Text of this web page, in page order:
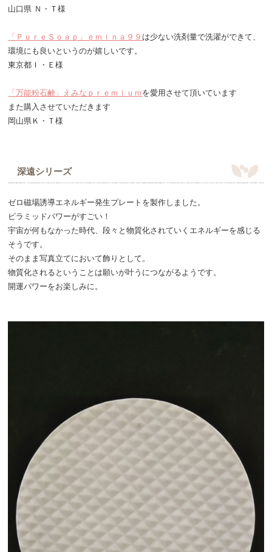
山口県 Ｎ・Ｔ様
「ＰｕｒｅＳｏａｐ」ｅｍｉｎａ９９ は少ない洗剤量で洗濯ができて、
環境にも良いというのが嬉しいです。
東京都Ｉ・Ｅ様
「万能粉石鹸」えみなｐｒｅｍｉｕｍ を愛用させて頂いています
また購入させていただきます
岡山県Ｋ・Ｔ様
深遠シリーズ
ゼロ磁場誘導エネルギー発生プレートを製作しました。
ピラミッドパワーがすごい！
宇宙が何もなかった時代、段々と物質化されていくエネルギーを感じる
そうです。
そのまま写真立てにおいて飾りとして。
物質化されるということは願いが叶うにつながるようです。
開運パワーをお楽しみに。